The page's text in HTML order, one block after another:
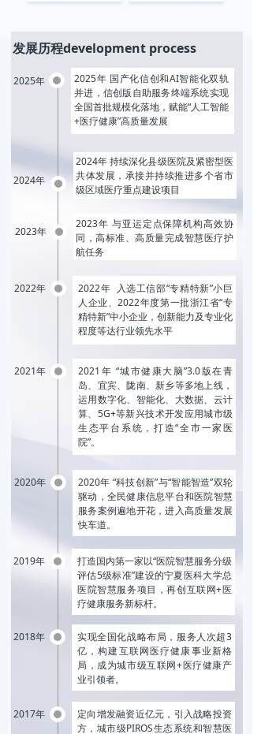
发展历程development process
2017年
定向增发融资近亿元，引入战略投资
方，城市级PIROS生态系统和智慧医
2018年
实现全国化战略布局，服务人次超3
亿，构建互联网医疗健康事业新格
局，成为城市级互联网+医疗健康产
业引领者。
2019年
打造国内第一家以“医院智慧服务分级
评估5级标准”建设的宁夏医科大学总
医院智慧服务项目，再创互联网+医
疗健康服务新标杆。
2020年
2020年 “科技创新”与“智能智造”双轮
驱动，全民健康信息平台和医院智慧
服务案例遍地开花，进入高质量发展
快车道。
2021年
2021年 “城市健康大脑”3.0版在青
岛、宜宾、陇南、新乡等多地上线，
运用数字化、智能化、大数据、云计
算、5G+等新兴技术开发应用城市级
生态平台系统，打造“全市一家医
院”。
2022年
2022年 入选工信部“专精特新”小巨
人企业、2022年度第一批浙江省“专
精特新”中小企业，创新能力及专业化
程度等达行业领先水平
2023年
2023年 与亚运定点保障机构高效协
同，高标准、高质量完成智慧医疗护
航任务
2024年
2024年 持续深化县级医院及紧密型医
共体发展，承接并持续推进多个省市
级区域医疗重点建设项目
2025年 国产化信创和AI智能化双轨
并进，信创版自助服务终端系统实现
全国首批规模化落地，赋能“人工智能
+医疗健康”高质量发展
2025年